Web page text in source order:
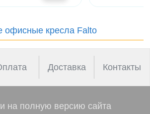
офисные кресла Falto
Доставка Контакты
на полную версию сайта